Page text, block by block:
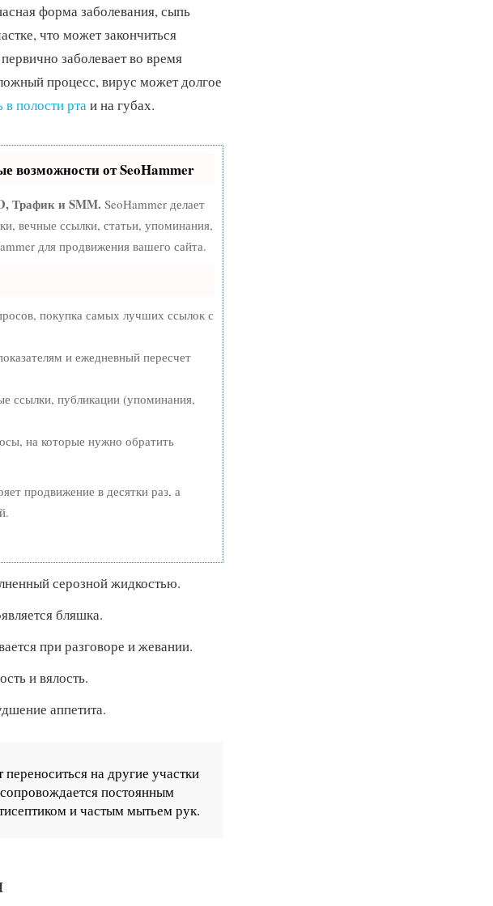
форма заболевания, сыпь
что может закончиться
заболевает во время
процесс, вирус может долгое
в полости рта и на губах.
от SeoHammer
Трафик и SMM. SeoHammer делает
вечные ссылки, статьи, упоминания,
для продвижения вашего сайта.
покупка самых лучших ссылок с
и ежедневный пересчет
ссылки, публикации (упоминания,
на которые нужно обратить
продвижение в десятки раз, а
серозной жидкостью.
бляшка.
при разговоре и жевании.
и вялость.
аппетита.
на другие участки
постоянным
и частым мытьем рук.